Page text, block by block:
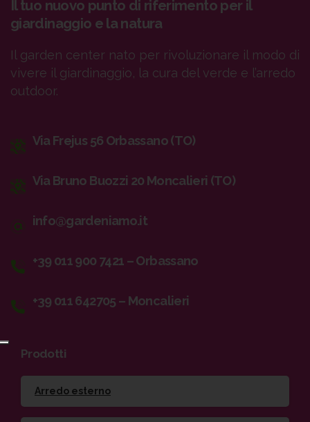
Il tuo nuovo punto di riferimento per il
giardinaggio e la natura
Il garden center nato per rivoluzionare il modo di
vivere il giardinaggio, la cura del verde e l’arredo
outdoor.
Via Frejus 56 Orbassano (TO)
Via Bruno Buozzi 20 Moncalieri (TO)
info@gardeniamo.it
+39 011 900 7421 – Orbassano
+39 011 642705 – Moncalieri
Prodotti
Arredo esterno